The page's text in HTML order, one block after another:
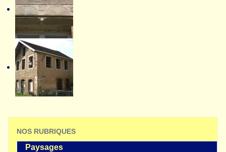
NOS RUBRIQUES
Paysages